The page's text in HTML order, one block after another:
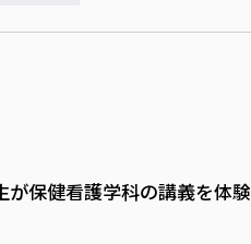
が保健看護学科の講義を体験